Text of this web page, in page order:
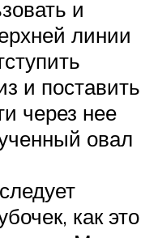
и
линии
и поставить
через нее
овал
как это